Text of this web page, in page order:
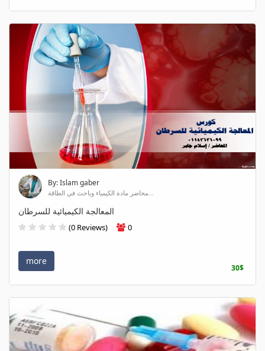
By: Islam gaber
محاضر مادة الكيمياء وباحث في الطاقة...
المعالجة الكيميائية للسرطان
(0 Reviews) 0
more
30$